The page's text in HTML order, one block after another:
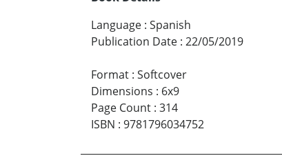
Language : Spanish
Publication Date : 22/05/2019
Format : Softcover
Dimensions : 6x9
Page Count : 314
ISBN : 9781796034752